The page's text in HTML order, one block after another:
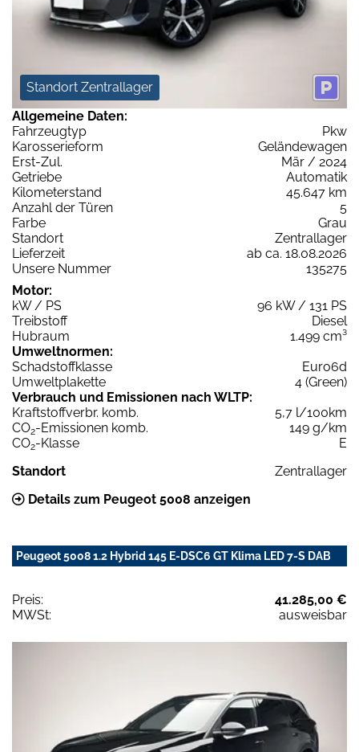
Standort Zentrallager
Allgemeine Daten:
Fahrzeugtyp
Pkw
Karosserieform
Geländewagen
Erst-Zul.
Mär / 2024
Getriebe
Automatik
Kilometerstand
45.647 km
Anzahl der Türen
5
Farbe
Grau
Standort
Zentrallager
Lieferzeit
ab ca. 18.08.2026
Unsere Nummer
135275
Motor:
kW / PS
96 kW / 131 PS
Treibstoff
Diesel
Hubraum
1.499 cm³
Umweltnormen:
Schadstoffklasse
Euro6d
Umweltplakette
4 (Green)
Verbrauch und Emissionen nach WLTP:
Kraftstoffverbr. komb.
5,7 l/100km
CO2-Emissionen komb.
149 g/km
CO2-Klasse
E
Standort
Zentrallager
Details zum Peugeot 5008 anzeigen
Peugeot 5008 1.2 Hybrid 145 E-DSC6 GT Klima LED 7-S DAB
Preis:
41.285,00 €
MWSt:
ausweisbar